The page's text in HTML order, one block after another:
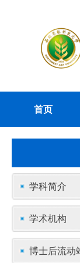
首页
学科简介
学术机构
博士后流动